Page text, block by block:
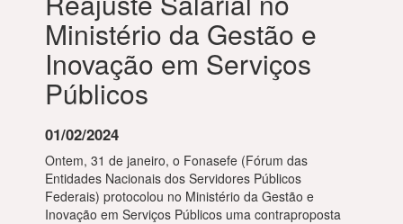
Ministério da Gestão e
Inovação em Serviços
Públicos
01/02/2024
Ontem, 31 de janeiro, o Fonasefe (Fórum das
Entidades Nacionais dos Servidores Públicos
Federais) protocolou no Ministério da Gestão e
Inovação em Serviços Públicos uma contraproposta